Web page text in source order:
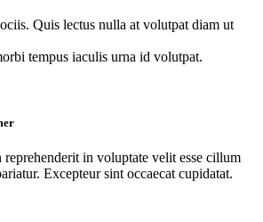
Quis lectus nulla at volutpat diam ut
tempus iaculis urna id volutpat.
in voluptate velit esse cillum
Excepteur sint occaecat cupidatat.